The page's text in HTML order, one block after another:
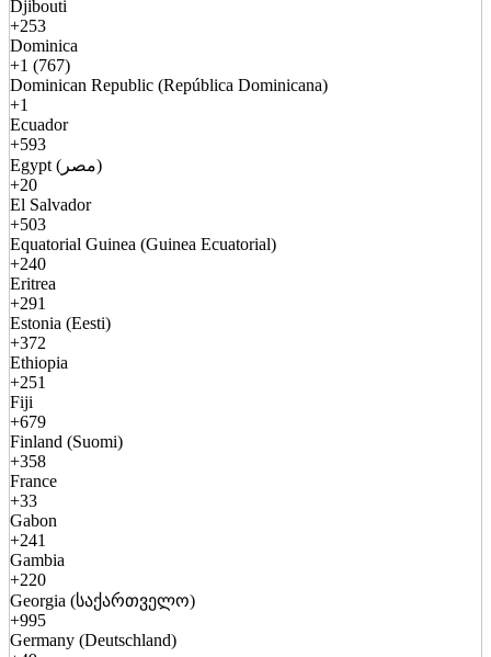
Djibouti
+253
Dominica
+1 (767)
Dominican Republic (República Dominicana)
+1
Ecuador
+593
Egypt (مصر)
+20
El Salvador
+503
Equatorial Guinea (Guinea Ecuatorial)
+240
Eritrea
+291
Estonia (Eesti)
+372
Ethiopia
+251
Fiji
+679
Finland (Suomi)
+358
France
+33
Gabon
+241
Gambia
+220
Georgia (საქართველო)
+995
Germany (Deutschland)